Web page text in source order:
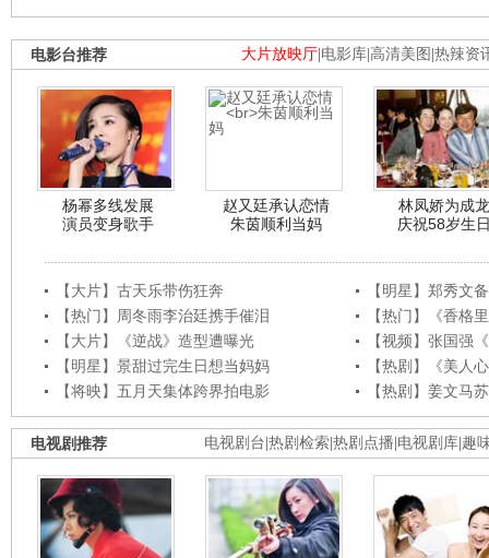
大片放映厅 电影库 高清美图 热辣资
电影台推荐
杨幂多线发展
演员变身歌手
赵又廷承认恋情
朱茵顺利当妈
林凤娇为成龙
庆祝58岁生
【大片】古天乐带伤狂奔
【明星】郑秀文
【热门】周冬雨李治廷携手催泪
【热门】《香格
【大片】《逆战》造型遭曝光
【视频】张国强
【明星】景甜过完生日想当妈妈
【热剧】《美人
【将映】五月天集体跨界拍电影
【热剧】姜文马
电视剧台 热剧检索 热剧点播 电视剧库 趣
电视剧推荐